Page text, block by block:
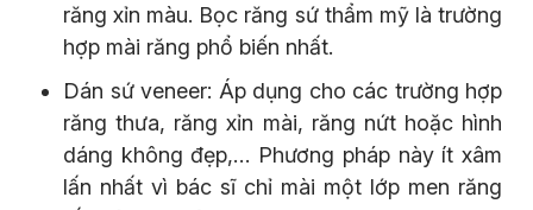
răng xỉn màu. Bọc răng sứ thẩm mỹ là trường
hợp mài răng phổ biến nhất.
Dán sứ veneer: Áp dụng cho các trường hợp
răng thưa, răng xỉn mài, răng nứt hoặc hình
dáng không đẹp,… Phương pháp này ít xâm
lấn nhất vì bác sĩ chỉ mài một lớp men răng